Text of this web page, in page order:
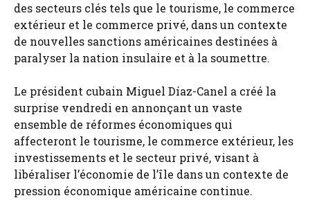
des secteurs clés tels que le tourisme, le commerce
extérieur et le commerce privé, dans un contexte
de nouvelles sanctions américaines destinées à
paralyser la nation insulaire et à la soumettre.
Le président cubain Miguel Díaz-Canel a créé la
surprise vendredi en annonçant un vaste
ensemble de réformes économiques qui
affecteront le tourisme, le commerce extérieur, les
investissements et le secteur privé, visant à
libéraliser l’économie de l’île dans un contexte de
pression économique américaine continue.